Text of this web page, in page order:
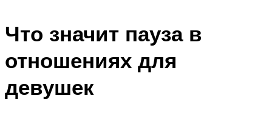
Что значит пауза в
отношениях для
девушек